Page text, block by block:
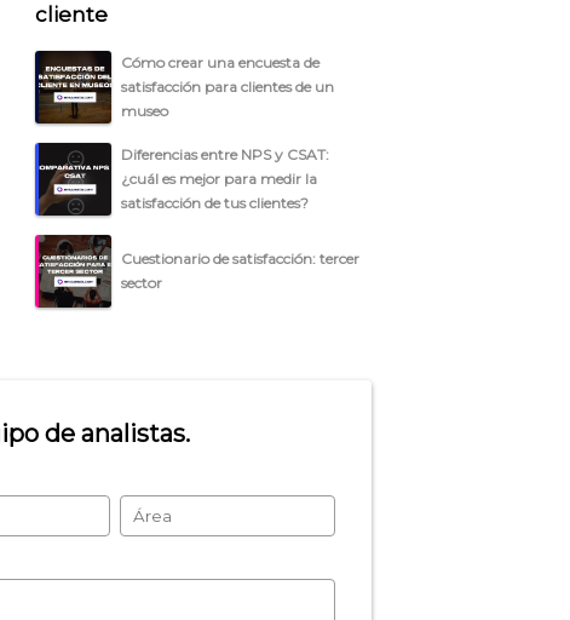
cliente
Cómo crear una encuesta de
satisfacción para clientes de un
museo
Diferencias entre NPS y CSAT:
¿cuál es mejor para medir la
satisfacción de tus clientes?
Cuestionario de satisfacción: tercer
sector
de analistas.